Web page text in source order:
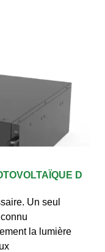
D
Un seul
la lumière